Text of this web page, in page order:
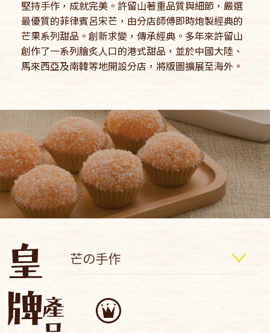
堅持手作，成就完美。許留山著重品質與細節，嚴選
最優質的菲律賓呂宋芒，由分店師傅即時炮製經典的
芒果系列甜品。創新求變，傳承經典。多年來許留山
創作了一系列膾炙人口的港式甜品，並於中國大陸、
馬來西亞及南韓等地開設分店，將版圖擴展至海外。